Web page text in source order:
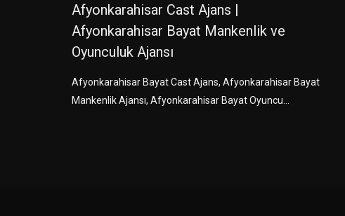
Afyonkarahisar Cast Ajans |
Afyonkarahisar Bayat Mankenlik ve
Oyunculuk Ajansı
Afyonkarahisar Bayat Cast Ajans, Afyonkarahisar Bayat
Mankenlik Ajansı, Afyonkarahisar Bayat Oyuncu...